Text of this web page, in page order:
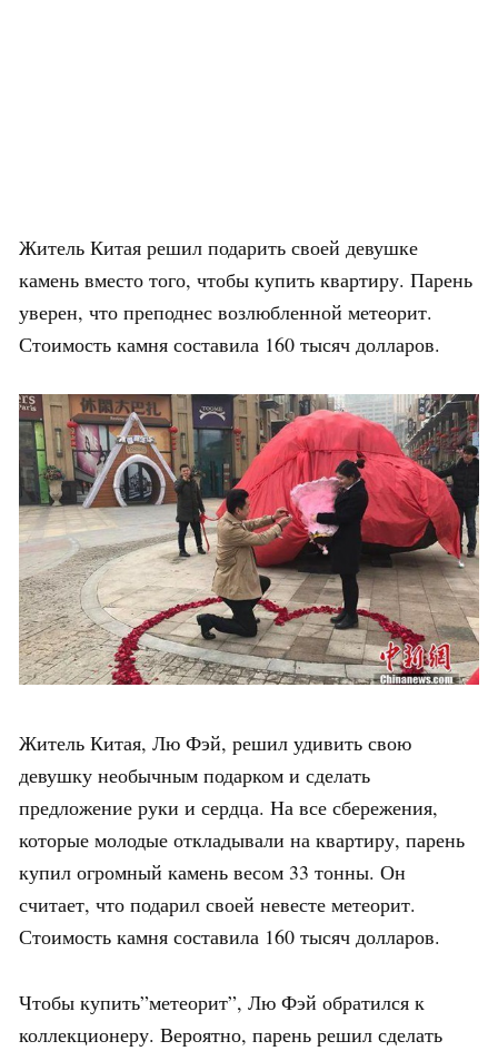
Житель Китая решил подарить своей девушке
камень вместо того, чтобы купить квартиру. Парень
уверен, что преподнес возлюбленной метеорит.
Стоимость камня составила 160 тысяч долларов.
Житель Китая, Лю Фэй, решил удивить свою
девушку необычным подарком и сделать
предложение руки и сердца. На все сбережения,
которые молодые откладывали на квартиру, парень
купил огромный камень весом 33 тонны. Он
считает, что подарил своей невесте метеорит.
Стоимость камня составила 160 тысяч долларов.
Чтобы купить”метеорит”, Лю Фэй обратился к
коллекционеру. Вероятно, парень решил сделать